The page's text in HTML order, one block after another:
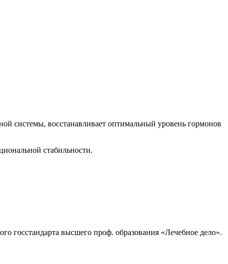
системы, восстанавливает оптимальный уровень гормонов
стабильности.
госстандарта высшего проф. образования «Лечебное дело».